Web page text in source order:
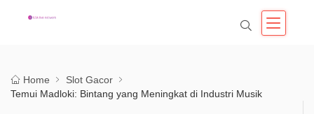
Home
Slot Gacor
Temui Madloki: Bintang yang Meningkat di Industri Musik